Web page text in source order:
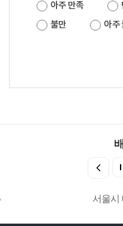
아주 만족
불만
아주
서울시